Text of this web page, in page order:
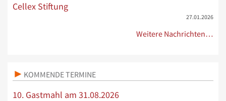
Cellex Stiftung
27.01.2026
Weitere Nachrichten…
KOMMENDE TERMINE
10. Gastmahl am 31.08.2026